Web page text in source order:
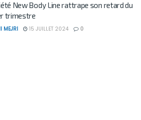
New Body Line rattrape son retard du
trimestre
MEJRI 15 JUILLET 2024 0